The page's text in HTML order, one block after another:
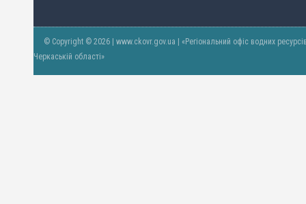
© Copyright © 2026 | www.ckovr.gov.ua | «Регіональний офіс водних
Черкаській області»